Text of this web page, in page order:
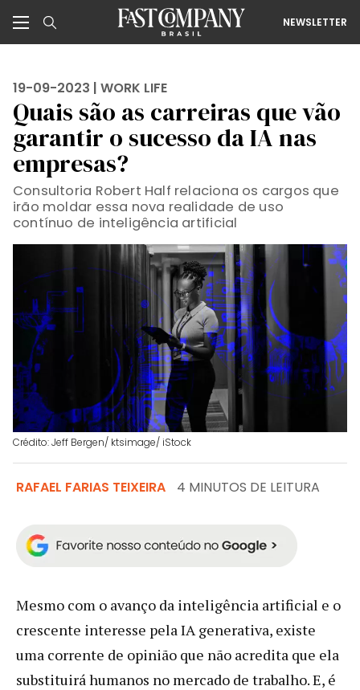
NEWSLETTER
19-09-2023 | WORK LIFE
Quais são as carreiras que vão
garantir o sucesso da IA nas
empresas?
Consultoria Robert Half relaciona os cargos que
irão moldar essa nova realidade de uso
contínuo de inteligência artificial
Crédito: Jeff Bergen/ ktsimage/ iStock
RAFAEL FARIAS TEIXEIRA 4 MINUTOS DE LEITURA
Mesmo com o avanço da inteligência artificial e o
crescente interesse pela IA generativa, existe
uma corrente de opinião que não acredita que ela
substituirá humanos no mercado de trabalho. E, é